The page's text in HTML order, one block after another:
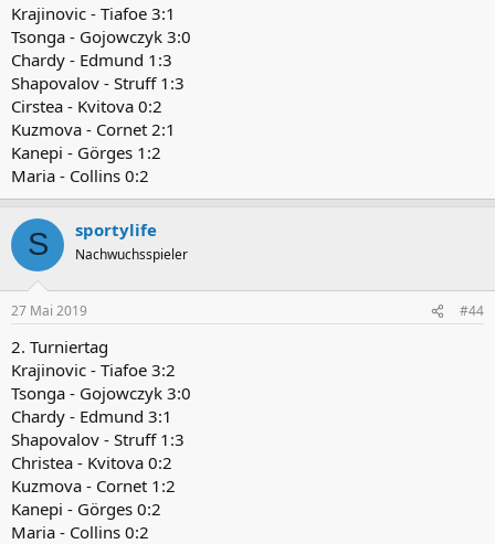
Krajinovic - Tiafoe 3:1
Tsonga - Gojowczyk 3:0
Chardy - Edmund 1:3
Shapovalov - Struff 1:3
Cirstea - Kvitova 0:2
Kuzmova - Cornet 2:1
Kanepi - Görges 1:2
Maria - Collins 0:2
S sportylife
Nachwuchsspieler
27 Mai 2019 #44
2. Turniertag
Krajinovic - Tiafoe 3:2
Tsonga - Gojowczyk 3:0
Chardy - Edmund 3:1
Shapovalov - Struff 1:3
Christea - Kvitova 0:2
Kuzmova - Cornet 1:2
Kanepi - Görges 0:2
Maria - Collins 0:2